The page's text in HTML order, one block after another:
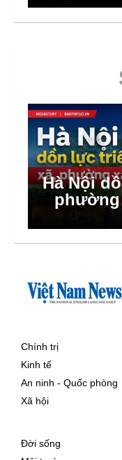
Hà Nội
phường
Chính trị
Kinh tế
An ninh - Quốc phòng
Xã hội
Đời sống